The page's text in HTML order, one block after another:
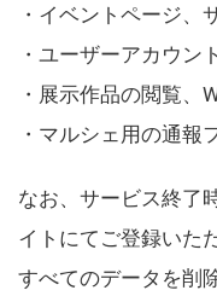
・イベントページ、
・ユーザーアカウン
・展示作品の閲覧、
・マルシェ用の通報
なお、サービス終了
イトにてご登録いた
すべてのデータを削